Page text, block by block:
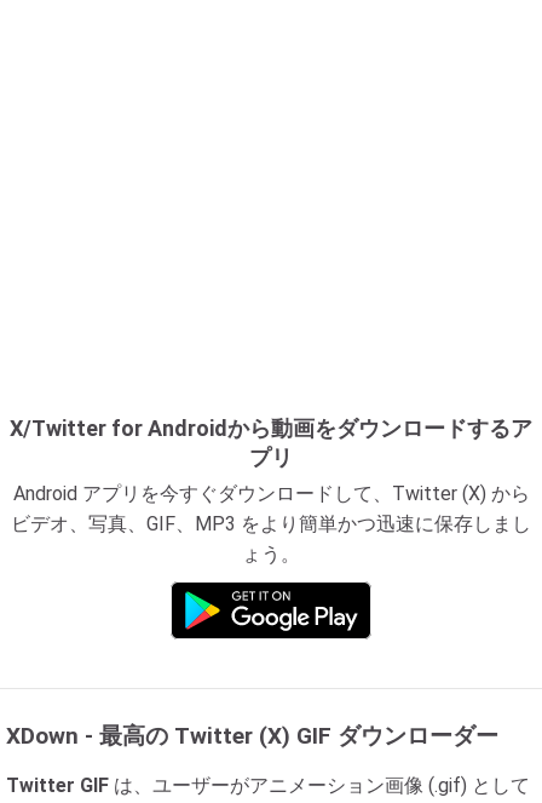
X/Twitter for Androidから動画をダウンロードするア
プリ
Android アプリを今すぐダウンロードして、Twitter (X) から
ビデオ、写真、GIF、MP3 をより簡単かつ迅速に保存しまし
ょう。
XDown - 最高の Twitter (X) GIF ダウンローダー
Twitter GIF は、ユーザーがアニメーション画像 (.gif) として